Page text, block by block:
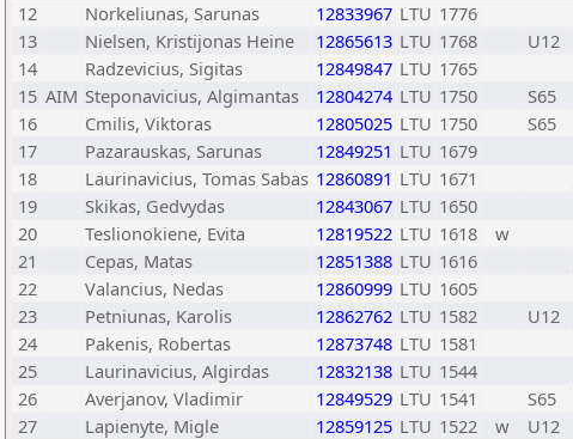
12
Norkeliunas, Sarunas 12833967 LTU 1776
13
Nielsen, Kristijonas Heine 12865613 LTU 1768 U12
14
Radzevicius, Sigitas 12849847 LTU 1765
15 AIM Steponavicius, Algimantas 12804274 LTU 1750 S65
16
Cmilis, Viktoras 12805025 LTU 1750 S65
17
Pazarauskas, Sarunas 12849251 LTU 1679
18
Laurinavicius, Tomas Sabas 12860891 LTU 1671
19
Skikas, Gedvydas 12843067 LTU 1650
20
Teslionokiene, Evita 12819522 LTU 1618 w
21
Cepas, Matas 12851388 LTU 1616
22
Valancius, Nedas 12860999 LTU 1605
23
Petniunas, Karolis 12862762 LTU 1582 U12
24
Pakenis, Robertas 12873748 LTU 1581
25
Laurinavicius, Algirdas 12832138 LTU 1544
26
Averjanov, Vladimir 12849529 LTU 1541 S65
27
Lapienyte, Migle 12859125 LTU 1522 w U12